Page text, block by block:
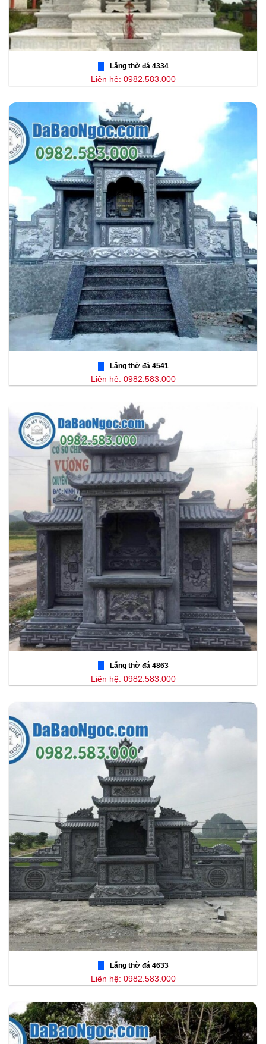
Lăng thờ đá 4334
Liên hệ: 0982.583.000
Lăng thờ đá 4541
Liên hệ: 0982.583.000
Lăng thờ đá 4863
Liên hệ: 0982.583.000
Lăng thờ đá 4633
Liên hệ: 0982.583.000